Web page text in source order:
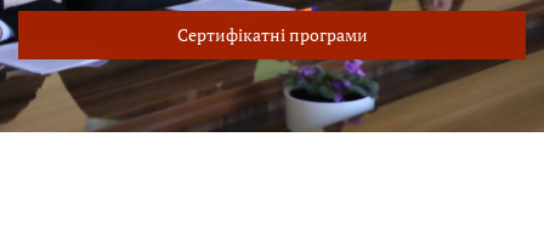
Сертифікатні програми